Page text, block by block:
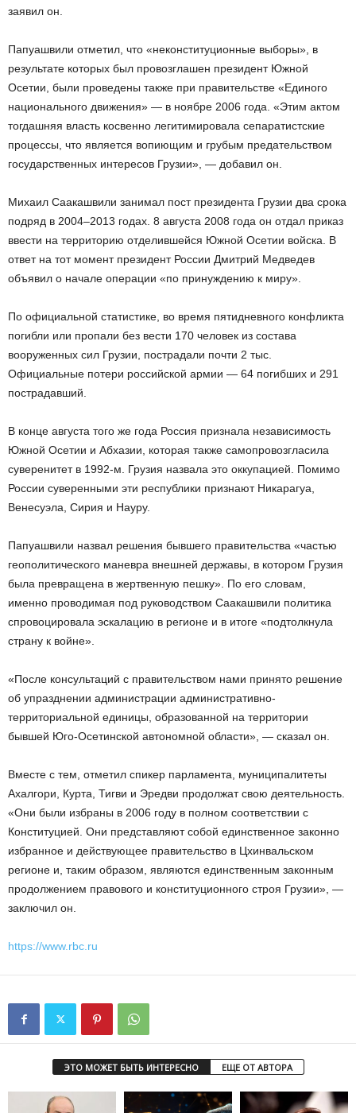
заявил он.
Папуашвили отметил, что «неконституционные выборы», в
результате которых был провозглашен президент Южной
Осетии, были проведены также при правительстве «Единого
национального движения» — в ноябре 2006 года. «Этим актом
тогдашняя власть косвенно легитимировала сепаратистские
процессы, что является вопиющим и грубым предательством
государственных интересов Грузии», — добавил он.
Михаил Саакашвили занимал пост президента Грузии два срока
подряд в 2004–2013 годах. 8 августа 2008 года он отдал приказ
ввести на территорию отделившейся Южной Осетии войска. В
ответ на тот момент президент России Дмитрий Медведев
объявил о начале операции «по принуждению к миру».
По официальной статистике, во время пятидневного конфликта
погибли или пропали без вести 170 человек из состава
вооруженных сил Грузии, пострадали почти 2 тыс.
Официальные потери российской армии — 64 погибших и 291
пострадавший.
В конце августа того же года Россия признала независимость
Южной Осетии и Абхазии, которая также самопровозгласила
суверенитет в 1992-м. Грузия назвала это оккупацией. Помимо
России суверенными эти республики признают Никарагуа,
Венесуэла, Сирия и Науру.
Папуашвили назвал решения бывшего правительства «частью
геополитического маневра внешней державы, в котором Грузия
была превращена в жертвенную пешку». По его словам,
именно проводимая под руководством Саакашвили политика
спровоцировала эскалацию в регионе и в итоге «подтолкнула
страну к войне».
«После консультаций с правительством нами принято решение
об упразднении администрации административно-
территориальной единицы, образованной на территории
бывшей Юго-Осетинской автономной области», — сказал он.
Вместе с тем, отметил спикер парламента, муниципалитеты
Ахалгори, Курта, Тигви и Эредви продолжат свою деятельность.
«Они были избраны в 2006 году в полном соответствии с
Конституцией. Они представляют собой единственное законно
избранное и действующее правительство в Цхинвальском
регионе и, таким образом, являются единственным законным
продолжением правового и конституционного строя Грузии», —
заключил он.
https://www.rbc.ru
ЭТО МОЖЕТ БЫТЬ ИНТЕРЕСНО ЕЩЕ ОТ АВТОРА